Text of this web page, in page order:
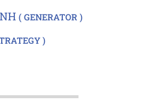
GENERATOR